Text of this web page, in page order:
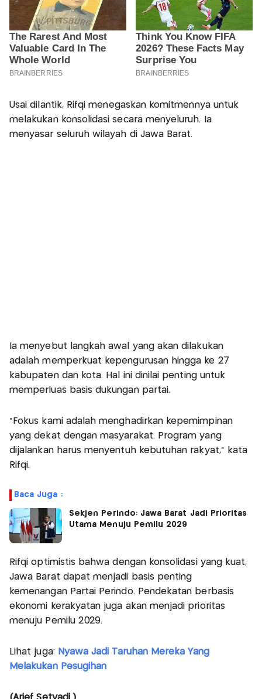
Usai dilantik, Rifqi menegaskan komitmennya untuk
melakukan konsolidasi secara menyeluruh. Ia
menyasar seluruh wilayah di Jawa Barat.
Ia menyebut langkah awal yang akan dilakukan
adalah memperkuat kepengurusan hingga ke 27
kabupaten dan kota. Hal ini dinilai penting untuk
memperluas basis dukungan partai.
“Fokus kami adalah menghadirkan kepemimpinan
yang dekat dengan masyarakat. Program yang
dijalankan harus menyentuh kebutuhan rakyat,” kata
Rifqi.
Baca Juga :
Sekjen Perindo: Jawa Barat Jadi Prioritas
Utama Menuju Pemilu 2029
Rifqi optimistis bahwa dengan konsolidasi yang kuat,
Jawa Barat dapat menjadi basis penting
kemenangan Partai Perindo. Pendekatan berbasis
ekonomi kerakyatan juga akan menjadi prioritas
menuju Pemilu 2029.
Lihat juga: Nyawa Jadi Taruhan Mereka Yang
Melakukan Pesugihan